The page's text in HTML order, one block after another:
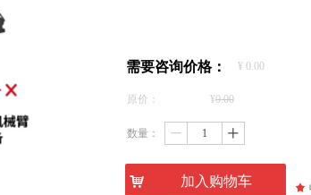
낙 加入购物车 끄
需要咨询价格： ¥ 0.00
原价： ¥0.00
数量： ꄷ ꄸ